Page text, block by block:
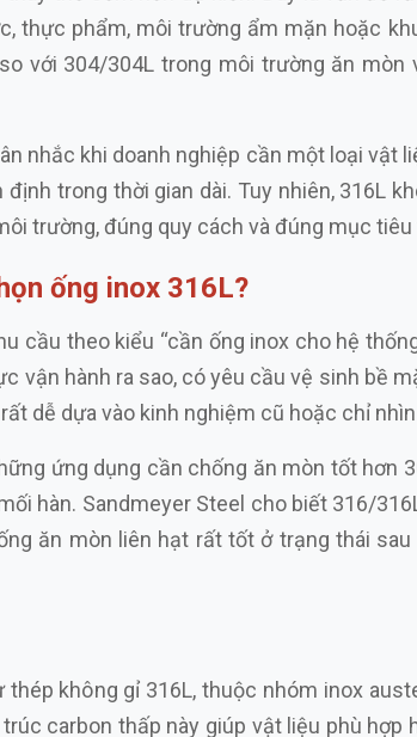
thực phẩm, môi trường ẩm mặn hoặc
với 304/304L trong môi trường ăn
nhắc khi doanh nghiệp cần một loại vật
trong thời gian dài. Tuy nhiên, 316L
trường, đúng quy cách và đúng mục tiêu
ống inox 316L?
cầu theo kiểu “cần ống inox cho hệ
vận hành ra sao, có yêu cầu vệ sinh bề
dễ dựa vào kinh nghiệm cũ hoặc chỉ
ứng dụng cần chống ăn mòn tốt hơn
hàn. Sandmeyer Steel cho biết 316/
ăn mòn liên hạt rất tốt ở trạng thái
không gỉ 316L, thuộc nhóm inox
carbon thấp này giúp vật liệu phù